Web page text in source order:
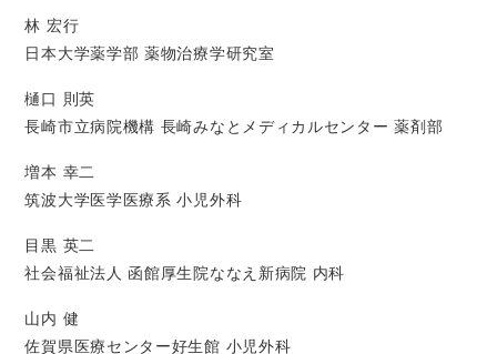
林 宏行
日本大学薬学部 薬物治療学研究室
樋口 則英
長崎市立病院機構 長崎みなとメディカルセンター 薬剤部
増本 幸二
筑波大学医学医療系 小児外科
目黒 英二
社会福祉法人 函館厚生院ななえ新病院 内科
山内 健
佐賀県医療センター好生館 小児外科